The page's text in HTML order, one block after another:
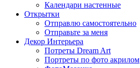
Календари настенные
Открытки
Отправлю самостоятельно
Отправьте за меня
Декор Интерьера
Потреты Dream Art
Портреты по фото акрилом